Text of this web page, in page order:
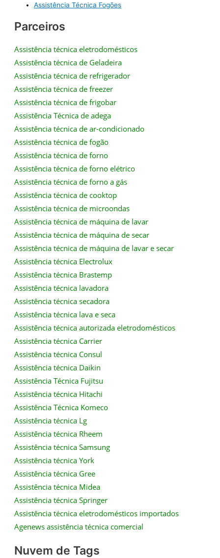
Assistência Técnica Fogões
Parceiros
Assistência técnica eletrodomésticos
Assistência técnica de Geladeira
Assistência técnica de refrigerador
Assistência técnica de freezer
Assistência técnica de frigobar
Assistência Técnica de adega
Assistência técnica de ar-condicionado
Assistência técnica de fogão
Assistência técnica de forno
Assistência técnica de forno elétrico
Assistência técnica de forno a gás
Assistência técnica de cooktop
Assistência técnica de microondas
Assistência técnica de máquina de lavar
Assistência técnica de máquina de secar
Assistência técnica de máquina de lavar e secar
Assistência técnica Electrolux
Assistência técnica Brastemp
Assistência técnica lavadora
Assistência técnica secadora
Assistência técnica lava e seca
Assistência técnica autorizada eletrodomésticos
Assistência técnica Carrier
Assistência técnica Consul
Assistência técnica Daikin
Assistência Técnica Fujitsu
Assistência técnica Hitachi
Assistência Técnica Komeco
Assistência técnica Lg
Assistência técnica Rheem
Assistência técnica Samsung
Assistência técnica York
Assistência técnica Gree
Assistência técnica Midea
Assistência técnica Springer
Assistência técnica eletrodomésticos importados
Agenews assistência técnica comercial
Nuvem de Tags